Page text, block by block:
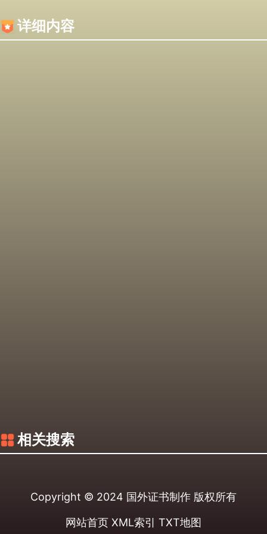
详细内容
相关搜索
Copyright © 2024 国外证书制作 版权所有
网站首页 XML索引 TXT地图